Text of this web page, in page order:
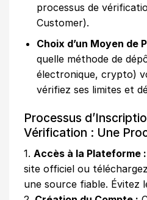
processus de
Customer).
Choix d’un Moyen de
quelle méthode de
électronique, crypto)
vérifiez ses limites et
Processus
Vérification : Une
1. Accès à la Plateforme :
site officiel ou
une source fiable. Évitez